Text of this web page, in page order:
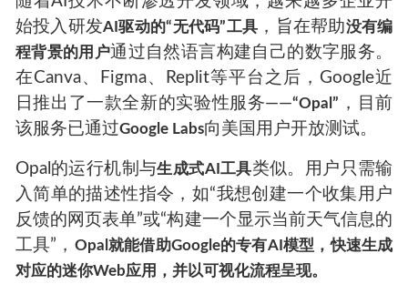
始投入研发AI驱动的“无代码”工具 ，旨在帮助没有编
程背景的用户通过自然语言构建自己的数字服务。
在Canva、Figma、Replit等平台之后，Google近
日推出了一款全新的实验性服务——“Opal”
，目前
该服务已通过Google Labs向美国用户开放测试。
Opal的运行机制与生成式AI工具类似。用户只需输
入简单的描述性指令，如“我想创建一个收集用户
反馈的网页表单”或“构建一个显示当前天气信息的
工具”， Opal就能借助Google的专有AI模型，快速生成
对应的迷你Web应用，并以可视化流程呈现。